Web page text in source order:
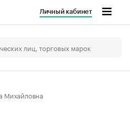
Личный кабинет
Михайловна